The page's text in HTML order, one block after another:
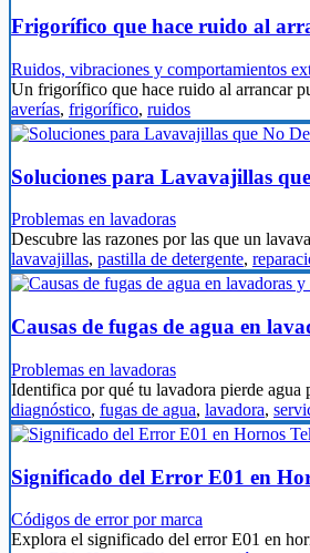
Frigorífico que hace ruido al
Ruidos, vibraciones y comportamientos
Un frigorífico que hace ruido al arrancar
averías, frigorífico, ruidos
Soluciones para Lavavajillas
Problemas en lavadoras
Descubre las razones por las que un
lavavajillas, pastilla de detergente,
Causas de fugas de agua en
Problemas en lavadoras
Identifica por qué tu lavadora pierde
diagnóstico, fugas de agua, lavadora,
Significado del Error E01 en
Códigos de error por marca
Explora el significado del error E01 en